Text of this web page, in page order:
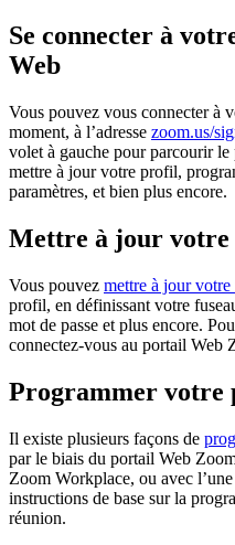
Se connecter à
Web
Vous pouvez vous connecter à
moment, à l’adresse zoom.us/
volet à gauche pour parcourir
mettre à jour votre profil,
paramètres, et bien plus encore.
Mettre à jour
Vous pouvez mettre à jour
profil, en définissant votre
mot de passe et plus encore.
connectez-vous au portail Web
Programmer votre
Il existe plusieurs façons de
par le biais du portail Web
Zoom Workplace, ou avec
instructions de base sur la
réunion.